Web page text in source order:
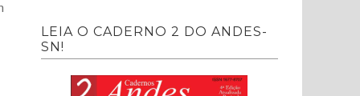
LEIA O CADERNO 2 DO ANDES-
SN!